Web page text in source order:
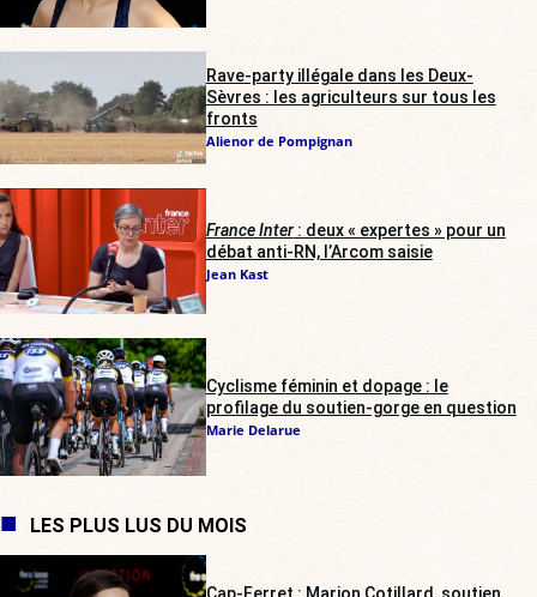
Rave-party illégale dans les Deux-
Sèvres : les agriculteurs sur tous les
fronts
Alienor de Pompignan
France Inter: deux « expertes » pour un
débat anti-RN, l’Arcom saisie
Jean Kast
Cyclisme féminin et dopage : le
profilage du soutien-gorge en question
Marie Delarue
LES PLUS LUS DU MOIS